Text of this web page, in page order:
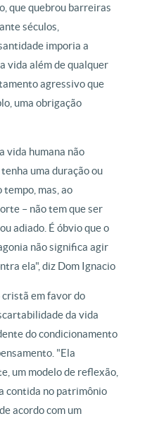
que quebrou barreiras
séculos,
imporia a
vida além de qualquer
agressivo que
uma obrigação
vida humana não
uma duração ou
mas, ao
– não tem que ser
adiado. É óbvio que o
não significa agir
ela", diz Dom Ignacio
em favor do
da vida
do condicionamento
"Ela
um modelo de reflexão,
contida no patrimônio
acordo com um